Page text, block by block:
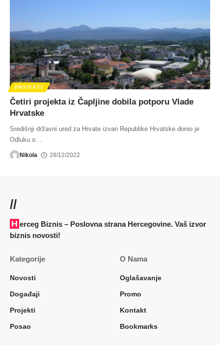
PROJEKTI
Četiri projekta iz Čapljine dobila potporu Vlade
Hrvatske
Središnji državni ured za Hrvate izvan Republike Hrvatske donio je
Odluku o
Nikola 28/12/2022
//
Herceg Biznis – Poslovna strana Hercegovine. Vaš izvor
biznis novosti!
Kategorije
Novosti
Događaji
Projekti
Posao
O Nama
Oglašavanje
Promo
Kontakt
Bookmarks